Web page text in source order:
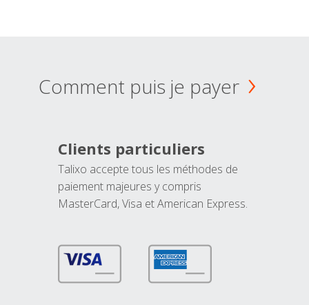
Comment puis je payer
Clients particuliers
Talixo accepte tous les méthodes de
paiement majeures y compris
MasterCard, Visa et American Express.